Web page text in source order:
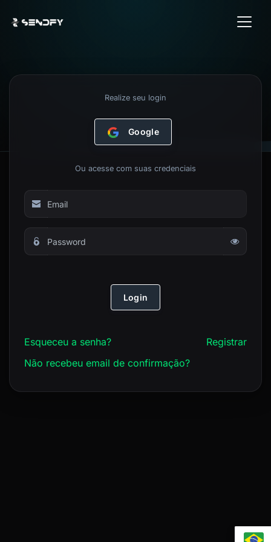
Realize seu login
Google
Ou acesse com suas credenciais
Login
Esqueceu a senha?
Registrar
Não recebeu email de confirmação?